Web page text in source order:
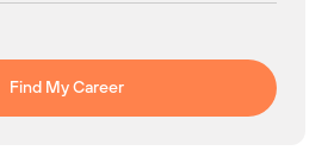
Find My Career